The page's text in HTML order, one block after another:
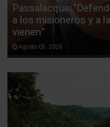
Passalacqua:
a los misioneros y a
vienen"
Agosto 05, 2026